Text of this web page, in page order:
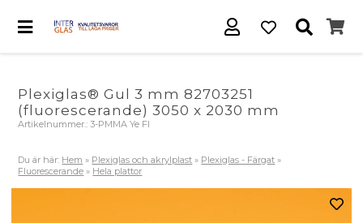
Plexiglas® Gul 3 mm 82703251
(fluorescerande) 3050 x 2030 mm
Artikelnummer.:3-PMMA Ye Fl
Du är här: Hem » Plexiglas och akrylplast » Plexiglas - Färgat »
Fluorescerande » Hela plattor